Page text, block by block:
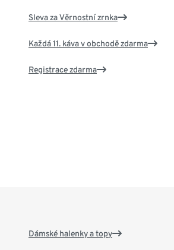
Sleva za Věrnostní zrnka
Každá 11. káva v obchodě zdarma
Registrace zdarma
Dámské halenky a topy